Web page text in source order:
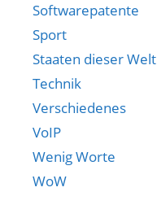
Softwarepatente
Sport
Staaten dieser Welt
Technik
Verschiedenes
VoIP
Wenig Worte
WoW